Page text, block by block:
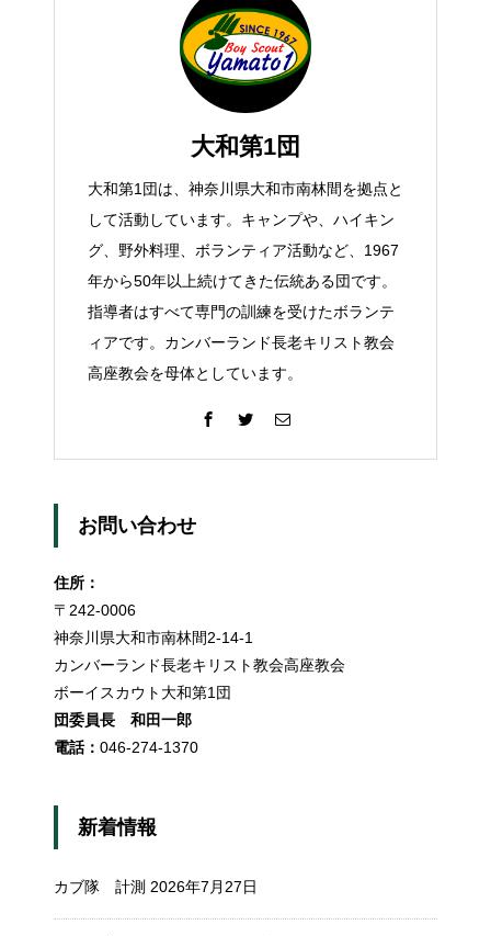
大和第1団
大和第1団は、神奈川県大和市南林間を拠点と
して活動しています。キャンプや、ハイキン
グ、野外料理、ボランティア活動など、1967
年から50年以上続けてきた伝統ある団です。
指導者はすべて専門の訓練を受けたボランテ
ィアです。カンバーランド長老キリスト教会
高座教会を母体としています。
お問い合わせ
住所：
〒242-0006
神奈川県大和市南林間2-14-1
カンバーランド長老キリスト教会高座教会
ボーイスカウト大和第1団
団委員長 和田一郎
電話： 046-274-1370
新着情報
カブ隊 計測 2026年7月27日